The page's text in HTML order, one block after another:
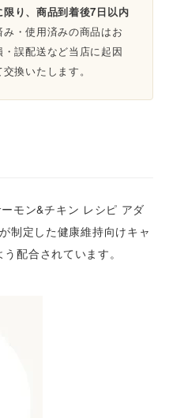
り、商品到着後7日以内
・使用済みの商品はお
誤配送など当店に起因
換いたします。
モン&チキン レシピ アダ
制定した健康維持向けキャ
配合されています。